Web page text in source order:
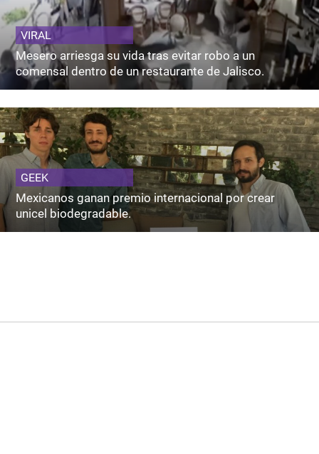
VIRAL
Mesero arriesga su vida tras evitar robo a un
comensal dentro de un restaurante de Jalisco.
GEEK
Mexicanos ganan premio internacional por crear
unicel biodegradable.